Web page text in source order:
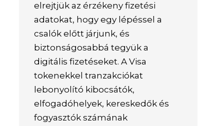
elrejtjük az érzékeny fizetési
adatokat, hogy egy lépéssel a
csalók előtt járjunk, és
biztonságosabbá tegyük a
digitális fizetéseket. A Visa
tokenekkel tranzakciókat
lebonyolító kibocsátók,
elfogadóhelyek, kereskedők és
fogyasztók számának